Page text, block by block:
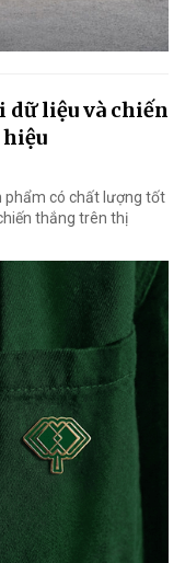
dữ liệu và chiến
phẩm có chất lượng tốt
thắng trên thị